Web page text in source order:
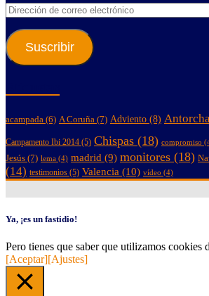
Dirección
de
correo
electrónico
Suscribir
acampada (6) A Coruña (7) Adviento (8)
Campamento Ibi 2014 (5) Chispas (18) compromiso
Jesús (7) lema (4) madrid (9) monitores (18)
(14) testimonios (5) Valencia (10) vídeo (4)
Ya, ¡es un fastidio!
Pero tienes que saber que utilizamos cookies
[Aceptar][Ajustes]